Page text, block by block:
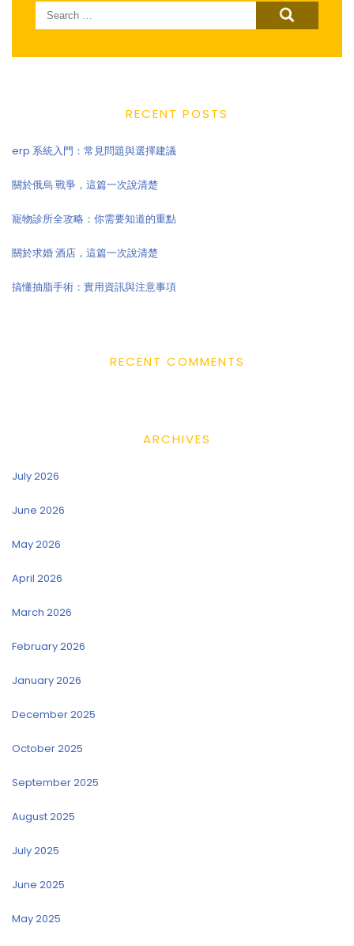
Search
for:
RECENT POSTS
erp 系統入門：常見問題與選擇建議
關於俄烏 戰爭，這篇一次說清楚
寵物診所全攻略：你需要知道的重點
關於求婚 酒店，這篇一次說清楚
搞懂抽脂手術：實用資訊與注意事項
RECENT COMMENTS
ARCHIVES
July 2026
June 2026
May 2026
April 2026
March 2026
February 2026
January 2026
December 2025
October 2025
September 2025
August 2025
July 2025
June 2025
May 2025